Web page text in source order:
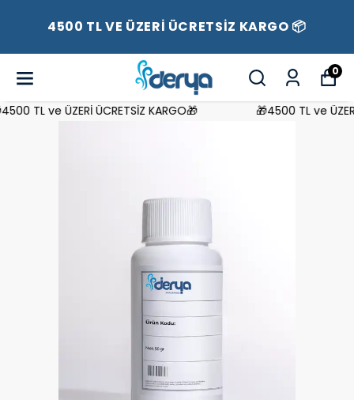
4500 TL VE ÜZERİ ÜCRETSİZ KARGO 📦
0
TL ve ÜZERİ ÜCRETSİZ KARGO🎁 🎁4500 TL ve ÜZERİ